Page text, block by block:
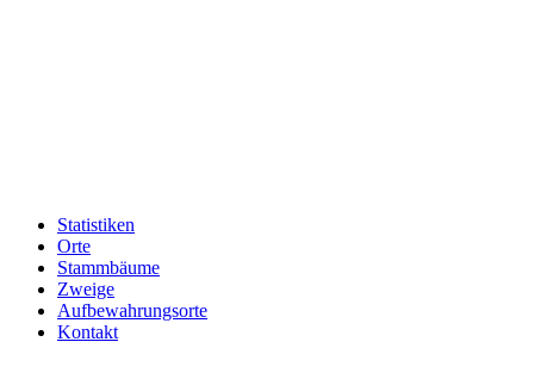
Statistiken
Orte
Stammbäume
Zweige
Aufbewahrungsorte
Kontakt